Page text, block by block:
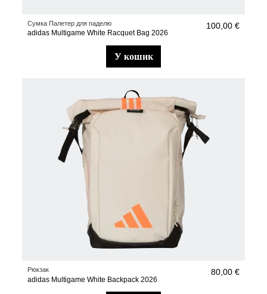
Сумка Палетер для паделю
adidas Multigame White Racquet Bag 2026
100,00 €
у кошик
Рюкзак
adidas Multigame White Backpack 2026
80,00 €